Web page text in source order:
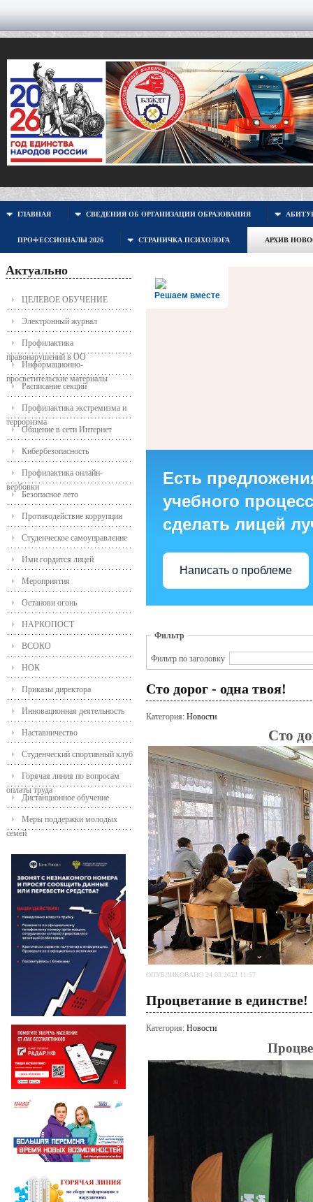
ГЛАВНАЯ СВЕДЕНИЯ ОБ ОРГАНИЗАЦИИ ОБРАЗОВАНИЯ
ПРОФЕССИОНАЛЫ 2026 СТРАНИЧКА ПСИХОЛОГА АРХИВ
Актуально
ЦЕЛЕВОЕ ОБУЧЕНИЕ
Электронный журнал
Профилактика
правонарушений в ОО
Информационно-
просветительские материалы
Расписание секций
Профилактика экстремизма и
терроризма
Общение в сети Интернет
Кибербезопасность
Профилактика онлайн-
вербовки
Безопасное лето
Противодействие коррупции
Студенческое самоуправление
Ими гордится лицей
Мероприятия
Останови огонь
НАРКОПОСТ
ВСОКО
НОК
Приказы директора
Инновационная деятельность
Наставничество
Студенческий спортивный клуб
Горячая линия по вопросам
оплаты труда
Дистанционное обучение
Меры поддержки молодых
семей
Решаем вместе
Есть
учебного
сделать лицей
Написать о проблеме
Фильтр
Фильтр по заголовку
Сто дорог - одна твоя!
Категория: Новости
Сто
ОПУБЛИКОВАНО 24.03.2022 11:57
Процветание в единстве!
Категория: Новости